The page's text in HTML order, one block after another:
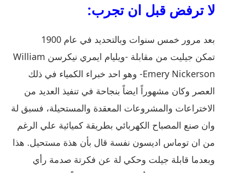
لا ترفض قبل ان تجرب:
بعد مرور خمس سنوات وبالتحديد في عام 1900
تمكن جيليت من مقابلة -ويليام ايمري نيكرسن William
Emery Nickerson- وهو احد خبراء الكمياء في ذلك
العصر وكان مشهوراً ايضاً بنجاحة في تنفيذ العديد من
الاختراعات والمشروعات المعقدة والمستحيلة، فسبق لة
وان صنع المصباح الكهربائي بطريقة كميائية علي الرغم
من ان توماس اديسون نفسة قال بأن هذة مستحيل. هذا
وبعدما قابلة جيلت وحكي لة عن فكرتة صدمة رأي